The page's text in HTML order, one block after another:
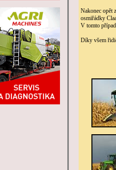
Nakonec opět
osmiřádky
V tomto
Díky všem